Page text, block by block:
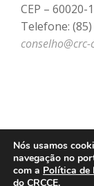
CEP – 60020-
Telefone:
Nós usamos
navegação no
com a Política de
do CRCCE.